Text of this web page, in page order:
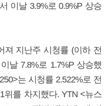
이날 3.9%로 0.9%P 상승
져 지난주 시청률 (이하 전
날 7.8%로 1.7%P 상승했
는 시청률 2.522%로 전
위를 차지했다. YTN <뉴스